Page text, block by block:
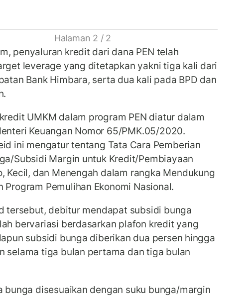
Halaman 2 / 2
penyaluran kredit dari dana PEN telah
leverage yang ditetapkan yakni tiga kali dari
Bank Himbara, serta dua kali pada BPD dan
UMKM dalam program PEN diatur dalam
Keuangan Nomor 65/PMK.05/2020.
ini mengatur tentang Tata Cara Pemberian
Subsidi Margin untuk Kredit/Pembiayaan
Kecil, dan Menengah dalam rangka Mendukung
Program Pemulihan Ekonomi Nasional.
tersebut, debitur mendapat subsidi bunga
bervariasi berdasarkan plafon kredit yang
subsidi bunga diberikan dua persen hingga
selama tiga bulan pertama dan tiga bulan
bunga disesuaikan dengan suku bunga/margin